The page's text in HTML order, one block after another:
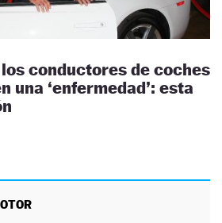
conductores de coches
una ‘enfermedad’: esta